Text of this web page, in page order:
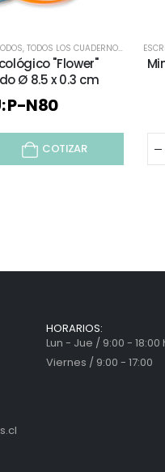
, TODOS LOS CUADERNOS Y LIBRETAS
"Flower"
Ø 8.5 x 0.3 cm
P-N80
COTIZAR
HORARIOS:
Lun - Jue / 9:00 - 18:00
Viernes / 9:00 - 17:00